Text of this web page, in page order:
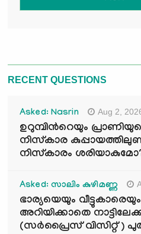
RECENT QUESTIONS
Asked: Nasrin Aug 2,
ഉറുമ്പിന്‍റെയും
നിസ്കാര
നിസ്കാരം
Asked: സാലിം കുഴിമണ്ണ
ഭാര്യയെയും
അറിയിക്കാതെ
(സർപ്രൈസ് വിസിറ്റ് )